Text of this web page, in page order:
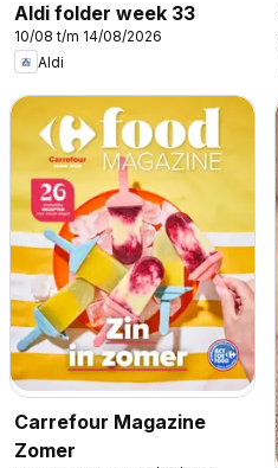
Aldi folder week 33
10/08 t/m 14/08/2026
Aldi
Carrefour Magazine
Zomer